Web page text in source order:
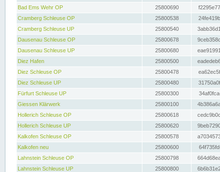
Bad Ems Wehr OP
25800690
Cramberg Schleuse OP
25800538
Cramberg Schleuse UP
25800540
Dausenau Schleuse OP
25800678
Dausenau Schleuse UP
25800680
Diez Hafen
25800500
Diez Schleuse OP
25800478
Diez Schleuse UP
25800480
Fürfurt Schleuse UP
25800300
Giessen Klärwerk
25800100
Hollerich Schleuse OP
25800618
Hollerich Schleuse UP
25800620
Kalkofen Schleuse OP
25800578
Kalkofen neu
25800600
Lahnstein Schleuse OP
25800798
Lahnstein Schleuse UP
25800800